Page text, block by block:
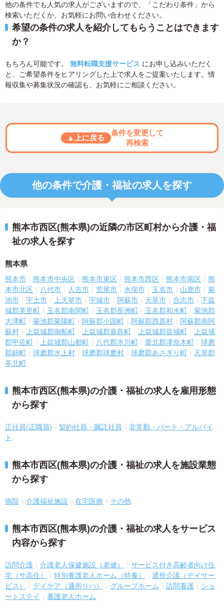
他の条件でも人気の求人がございますので、「こだわり条件」から
検索いただくか、お気軽にお問い合わせください。
希望の条件の求人を紹介してもらうことはできます
か？
もちろん可能です。 無料転職支援サービス にお申し込みいただく
と、ご希望条件をヒアリングした上で求人をご提案いたします。情
報収集や募集状況の確認も、お気軽にご相談ください。
▲上に戻る
条件を変更して
再検索
他の条件で介護・福祉の求人を探す
熊本市西区(熊本県)の近隣の市区町村から介護・福
祉の求人を探す
熊本県
熊本市 熊本市中央区 熊本市東区 熊本市西区 熊本市南区
熊
本市北区
八代市 人吉市 荒尾市 水俣市 玉名市 山鹿市
菊
池市
宇土市 上天草市 宇城市 阿蘇市 天草市 合志市
下益
城郡美里町
玉名郡南関町 玉名郡長洲町 玉名郡和水町
菊池郡
大津町
菊池郡菊陽町 阿蘇郡小国町 阿蘇郡西原村
阿蘇郡南阿
蘇村
上益城郡御船町 上益城郡嘉島町 上益城郡益城町
上益城
郡甲佐町
上益城郡山都町 八代郡氷川町 葦北郡津奈木町
球磨
郡錦町
球磨郡水上村 球磨郡球磨村 球磨郡あさぎり町
天草郡
苓北町
熊本市西区(熊本県)の介護・福祉の求人を雇用形態
から探す
正社員(正職員) 契約社員・嘱託社員
非常勤・パート・アルバイ
ト
熊本市西区(熊本県)の介護・福祉の求人を施設業態
から探す
病院 介護福祉施設 在宅医療 その他
熊本市西区(熊本県)の介護・福祉の求人をサービス
内容から探す
訪問介護 介護老人保健施設（老健）
サービス付き高齢者向け住
宅（サ高住）
特別養護老人ホーム（特養）
通所介護（デイサー
ビス）
デイケア（通所リハ） グループホーム 訪問看護
ショ
ートステイ
養護老人ホーム